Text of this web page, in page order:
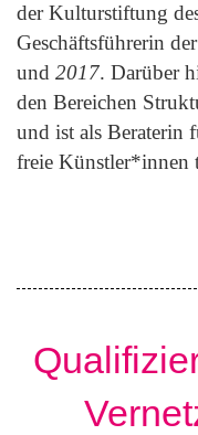
der Kulturstiftung
Geschäftsführerin
und 2017. Darüber
den Bereichen
und ist als Beraterin
freie Künstler*innen